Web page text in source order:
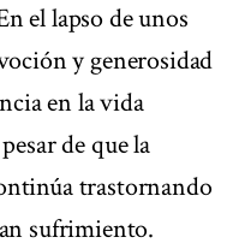
el lapso de unos
y generosidad
en la vida
de que la
trastornando
sufrimiento.